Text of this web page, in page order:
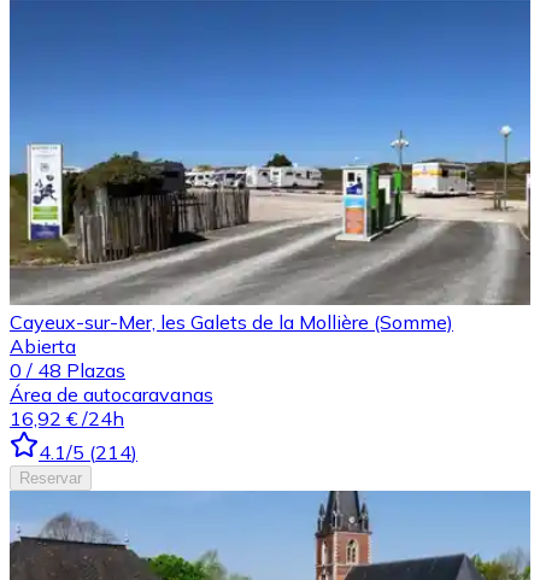
Cayeux-sur-Mer, les Galets de la Mollière (Somme)
Abierta
0 / 48 Plazas
Área de autocaravanas
16,92 € /24h
4.1/5 (214)
Reservar